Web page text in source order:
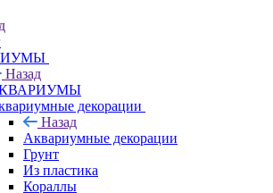
Назад
декорации
Назад
Аквариумные декорации
Грунт
Из пластика
Кораллы